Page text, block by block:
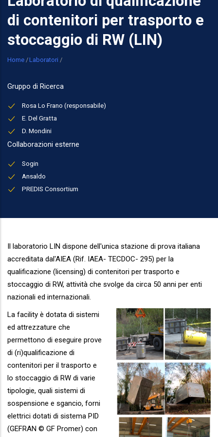
di contenitori per trasporto e
stoccaggio di RW (LIN)
Breadcrumb
Home /Laboratori /
Gruppo di Ricerca
Rosa Lo Frano (responsabile)
E. Del Gratta
D. Mondini
Collaborazioni esterne
Sogin
Ansaldo
PREDIS Consortium
Il laboratorio LIN dispone dell'unica stazione di prova italiana
accreditata dal'AIEA (Rif. IAEA- TECDOC- 295) per la
qualificazione (licensing) di contenitori per trasporto e
stoccaggio di RW, attività che svolge da circa 50 anni per enti
nazionali ed internazionali.
La facility è dotata di sistemi
ed attrezzature che
permettono di eseguire prove
di (ri)qualificazione di
contenitori per il trasporto e
lo stoccaggio di RW di varie
tipologie, quali sistemi di
sospensione e sgancio, forni
elettrici dotati di sistema PID
(GEFRAN © GF Promer) con